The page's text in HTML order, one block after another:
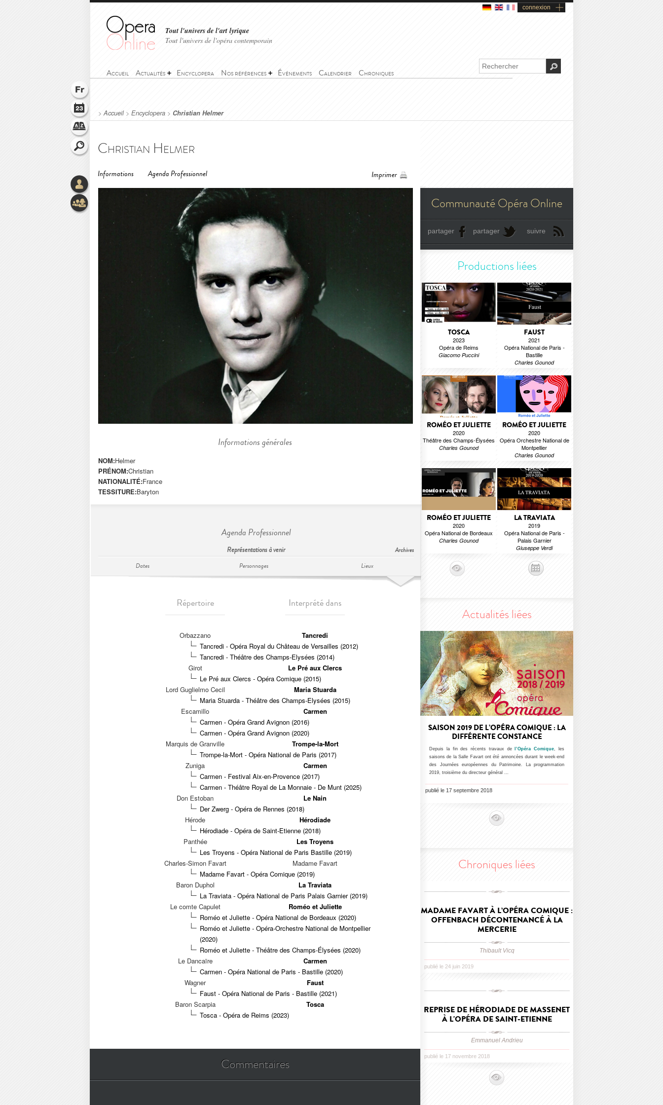
connexion
Tout l'univers de l'art lyrique
Tout l'univers de l'opéra contemporain
Accueil Actualités Encyclopera Nos références Événements Calendrier Chroniques
>Accueil> Encyclopera > Christian Helmer
Christian Helmer
Informations Agenda Professionnel Imprimer
Informations générales
NOM:Helmer
PRÉNOM:Christian
NATIONALITÉ:France
TESSITURE:Baryton
Agenda Professionnel
Représentations à venir Archives
Dates Personnages Lieux
Répertoire Interprété dans
Orbazzano
Tancredi
Tancredi - Opéra Royal du Château de Versailles (2012)
Tancredi - Théâtre des Champs-Elysées (2014)
Girot
Le Pré aux Clercs
Le Pré aux Clercs - Opéra Comique (2015)
Lord Guglielmo Cecil
Maria Stuarda
Maria Stuarda - Théâtre des Champs-Elysées (2015)
Escamillo
Carmen
Carmen - Opéra Grand Avignon (2016)
Carmen - Opéra Grand Avignon (2020)
Marquis de Granville
Trompe-la-Mort
Trompe-la-Mort - Opéra National de Paris (2017)
Zuniga
Carmen
Carmen - Festival Aix-en-Provence (2017)
Carmen - Théâtre Royal de La Monnaie - De Munt (2025)
Don Estoban
Le Nain
Der Zwerg - Opéra de Rennes (2018)
Hérode
Hérodiade
Hérodiade - Opéra de Saint-Etienne (2018)
Panthée
Les Troyens
Les Troyens - Opéra National de Paris Bastille (2019)
Charles-Simon Favart
Madame Favart
Madame Favart - Opéra Comique (2019)
Baron Duphol
La Traviata
La Traviata - Opéra National de Paris Palais Garnier (2019)
Le comte Capulet
Roméo et Juliette
Roméo et Juliette - Opéra National de Bordeaux (2020)
Roméo et Juliette - Opéra-Orchestre National de Montpellier
(2020)
Roméo et Juliette - Théâtre des Champs-Élysées (2020)
Le Dancaïre
Carmen
Carmen - Opéra National de Paris - Bastille (2020)
Wagner
Faust
Faust - Opéra National de Paris - Bastille (2021)
Baron Scarpia
Tosca
Tosca - Opéra de Reims (2023)
Commentaires
Communauté Opéra Online
partager partager suivre
Productions liées
TOSCA
2023
Opéra de Reims
Giacomo Puccini
FAUST
2021
Opéra National de Paris -
Bastille
Charles Gounod
ROMÉO ET JULIETTE
2020
Théâtre des Champs-Élysées
Charles Gounod
ROMÉO ET JULIETTE
2020
Opéra Orchestre National de
Montpellier
Charles Gounod
ROMÉO ET JULIETTE
2020
Opéra National de Bordeaux
Charles Gounod
LA TRAVIATA
2019
Opéra National de Paris -
Palais Garnier
Giuseppe Verdi
Actualités liées
SAISON 2019 DE L’OPÉRA COMIQUE : LA
DIFFÉRENTE CONSTANCE
Depuis la fin des récents travaux de l’Opéra Comique, les
saisons de la Salle Favart ont été annoncées durant le week-end
des Journées européennes du Patrimoine. La programmation
2019, troisième du directeur général …
publié le 17 septembre 2018
Chroniques liées
MADAME FAVART À L’OPÉRA COMIQUE :
OFFENBACH DÉCONTENANCÉ À LA
MERCERIE
Thibault Vicq
publié le 24 juin 2019
REPRISE DE HÉRODIADE DE MASSENET
À L'OPÉRA DE SAINT-ETIENNE
Emmanuel Andrieu
publié le 17 novembre 2018